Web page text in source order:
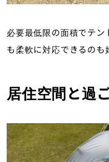
必要最低限の面積でテ
も柔軟に対応できるのも
居住空間と過